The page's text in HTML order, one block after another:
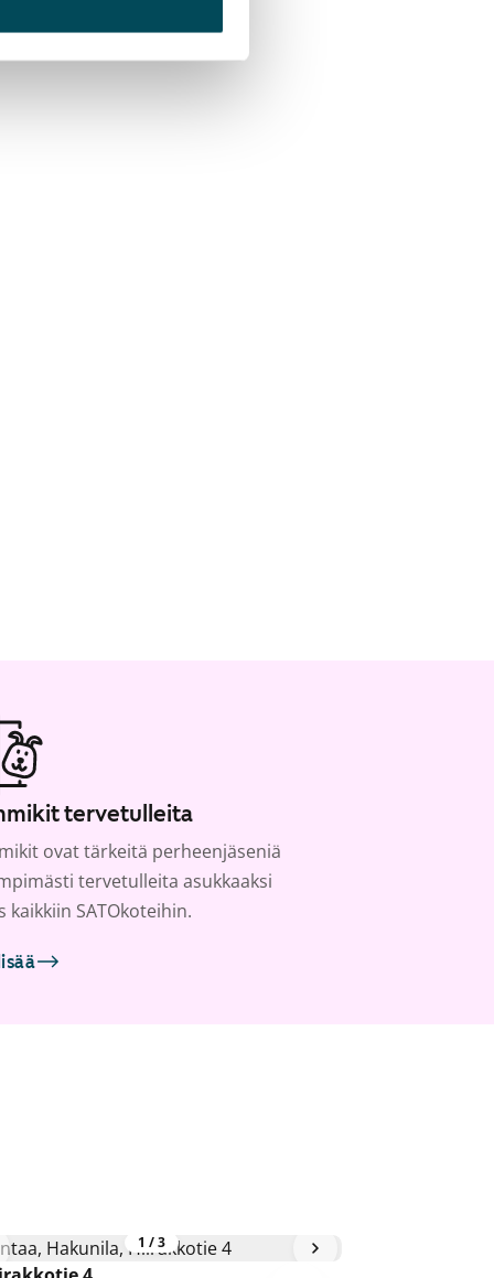
tervetulleita
ovat tärkeitä perheenjäseniä
tervetulleita asukkaaksi
kaikkiin SATOkoteihin.
1 /3